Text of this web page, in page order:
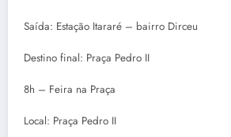
Saída: Estação Itararé – bairro Dirceu
Destino final: Praça Pedro II
8h – Feira na Praça
Local: Praça Pedro II